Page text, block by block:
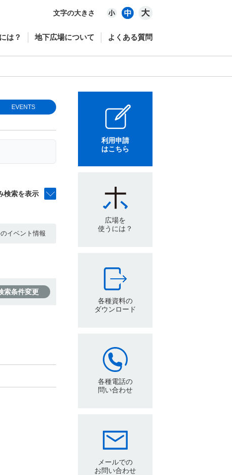
文字の大きさ
は？ 地下広場について よくある質問
EVENTS
検索を表示
イベント情報
索条件変更
利用申請
はこちら
広場を
使うには？
各種資料の
ダウンロード
各種電話の
問い合わせ
メールでの
お問い合わせ